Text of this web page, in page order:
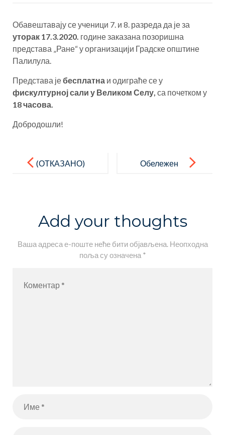
Обавештавају се ученици 7. и 8. разреда да је за
уторак 17.3.2020. године заказана позоришна
представа „Ране“ у организацији Градске општине
Палилула.
Представа јебесплатна и одиграће се у
фискултурној сали у Великом Селу, са почетком у
18 часова.
Добродошли!
navigation(ОТКАЗАНО)
будуће
прваке!
Обележен
насиља
Add your thoughts
Ваша адреса е-поште неће бити објављена. Неопходна
поља су означена *